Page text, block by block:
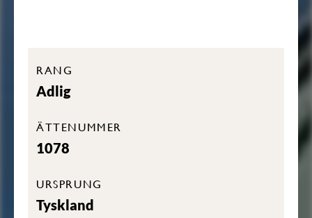
RANG
Adlig
ÄTTENUMMER
1078
URSPRUNG
Tyskland